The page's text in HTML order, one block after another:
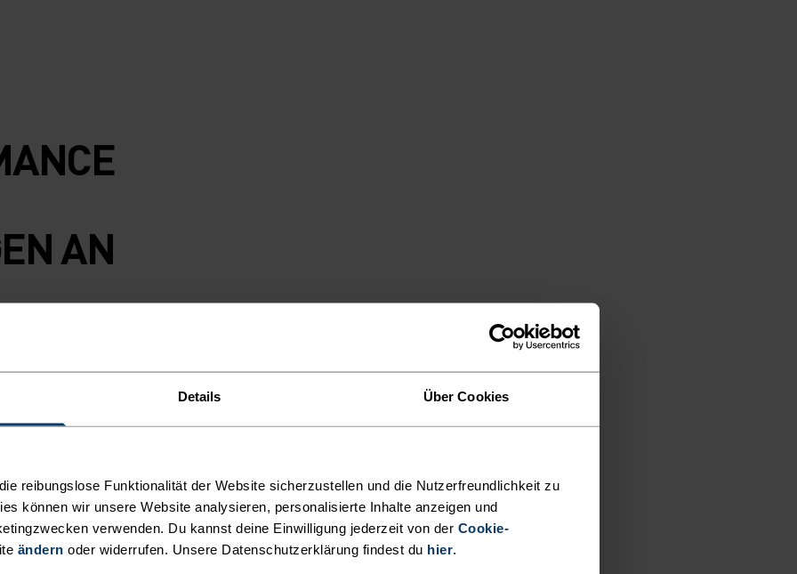
Details Über Cookies
reibungslose Funktionalität der Website sicherzustellen und die Nutzerfreundlichkeit zu
können wir unsere Website analysieren, personalisierte Inhalte anzeigen und
verwenden. Du kannst deine Einwilligung jederzeit von der Cookie-
ändern oder widerrufen. Unsere Datenschutzerklärung findest du hier.
AN
mit Racerback-
leichten und
sogar recycelt
Bahn oder
dieser Style
echter High-